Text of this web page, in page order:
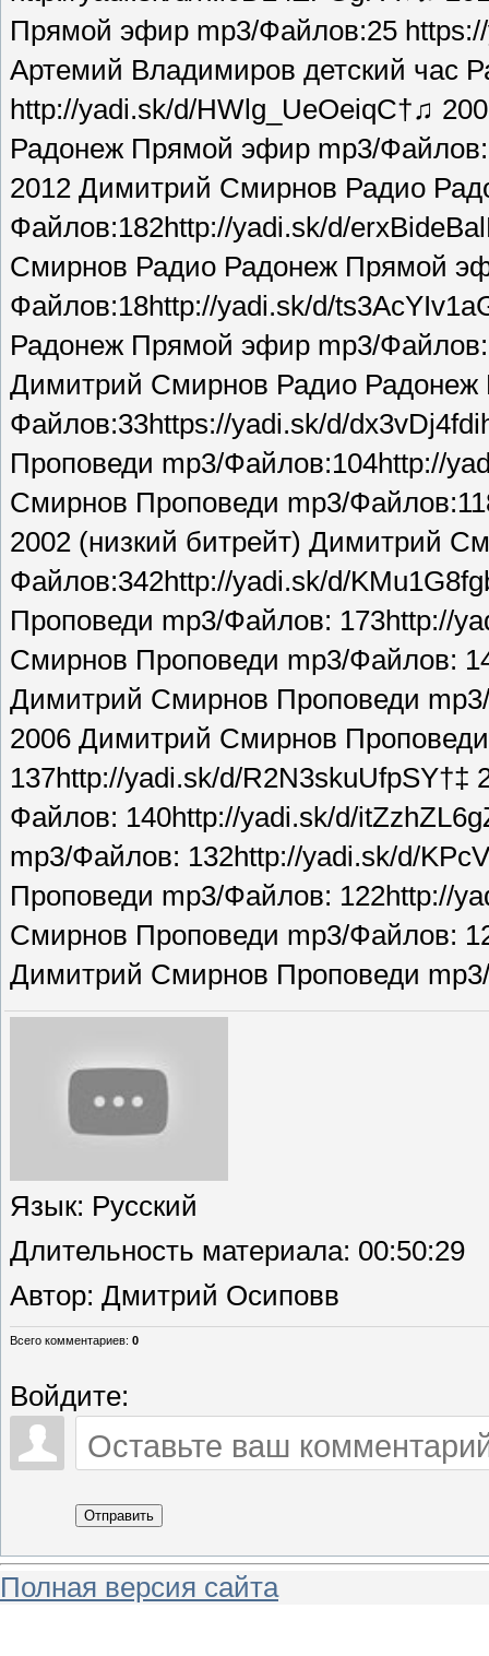
Прямой эфир mp3/Файлов:25
Артемий Владимиров детский час
http://yadi.sk/d/HWlg_UeOeiqC†♫
Радонеж Прямой эфир mp3/
2012 Димитрий Смирнов Радио
Файлов:182http://yadi.sk/d/
Смирнов Радио Радонеж Прямой
Файлов:18http://yadi.sk/d/
Радонеж Прямой эфир mp3/
Димитрий Смирнов Радио
Файлов:33https://yadi.sk/d/
Проповеди mp3/Файлов:104http://
Смирнов Проповеди mp3/
2002 (низкий битрейт) Димитрий
Файлов:342http://yadi.sk/d/
Проповеди mp3/Файлов: 173http://
Смирнов Проповеди mp3/Файлов:
Димитрий Смирнов Проповеди
2006 Димитрий Смирнов
137http://yadi.sk/d/
Файлов: 140http://yadi.sk/d/
mp3/Файлов: 132http://yadi.sk/d/
Проповеди mp3/Файлов: 122http://
Смирнов Проповеди mp3/Файлов:
Димитрий Смирнов Проповеди
Язык: Русский
Длительность материала: 00:50:29
Автор: Дмитрий Осиповв
Всего комментариев: 0
Войдите:
Отправить
Полная версия сайта